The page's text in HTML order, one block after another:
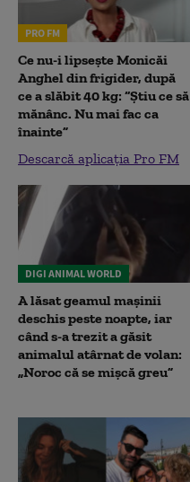
PRO FM
Ce nu-i lipsește Monicăi
Anghel din frigider, după
ce a slăbit 40 kg: “Știu ce să
mănânc. Nu mai fac ca
înainte”
Descarcă aplicația Pro FM
DIGI ANIMAL WORLD
A lăsat geamul mașinii
deschis peste noapte, iar
când s-a trezit a găsit
animalul atârnat de volan:
„Noroc că se mișcă greu”